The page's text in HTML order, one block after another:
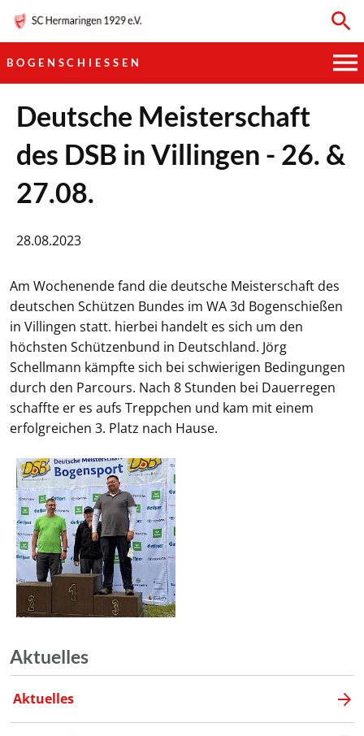
BOGENSCHIESSEN
HAUPTVEREIN
SPORTKEGELN
FUSSBALL
Deutsche Meisterschaft
des DSB in Villingen - 26. &
27.08.
28.08.2023
Am Wochenende fand die deutsche Meisterschaft des
deutschen Schützen Bundes im WA 3d Bogenschießen
in Villingen statt. hierbei handelt es sich um den
höchsten Schützenbund in Deutschland. Jörg
Schellmann kämpfte sich bei schwierigen Bedingungen
durch den Parcours. Nach 8 Stunden bei Dauerregen
schaffte er es aufs Treppchen und kam mit einem
erfolgreichen 3. Platz nach Hause.
Aktuelles
Aktuelles